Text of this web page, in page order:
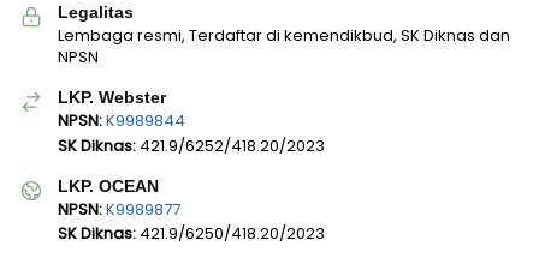
Legalitas
Lembaga resmi, Terdaftar di kemendikbud, SK Diknas dan
NPSN
LKP. Webster
NPSN:K9989844
SK Diknas: 421.9/6252/418.20/2023
LKP. OCEAN
NPSN:K9989877
SK Diknas: 421.9/6250/418.20/2023